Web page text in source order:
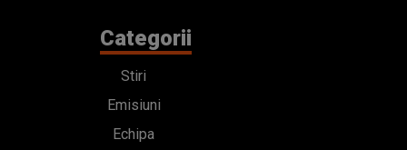
Categorii
Stiri
Emisiuni
Echipa